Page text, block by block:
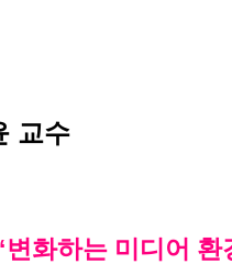
교수
변화하는 미디어